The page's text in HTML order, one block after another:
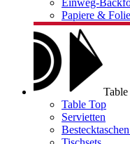
Einweg-
Papiere &
Table Top
Servietten